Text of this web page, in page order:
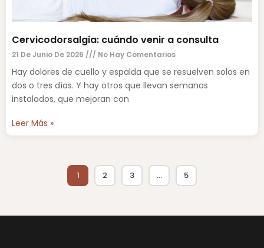
Cervicodorsalgia: cuándo venir a consulta
21 De Junio De 2026 No Hay Comentarios
Hay dolores de cuello y espalda que se resuelven solos en
dos o tres días. Y hay otros que llevan semanas
instalados, que mejoran con
Leer Más »
1 2 3 … 5